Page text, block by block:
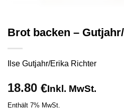
Brot backen –
Ilse Gutjahr/Erika Richter
18.80 €Inkl. MwSt.
Enthält 7% MwSt.